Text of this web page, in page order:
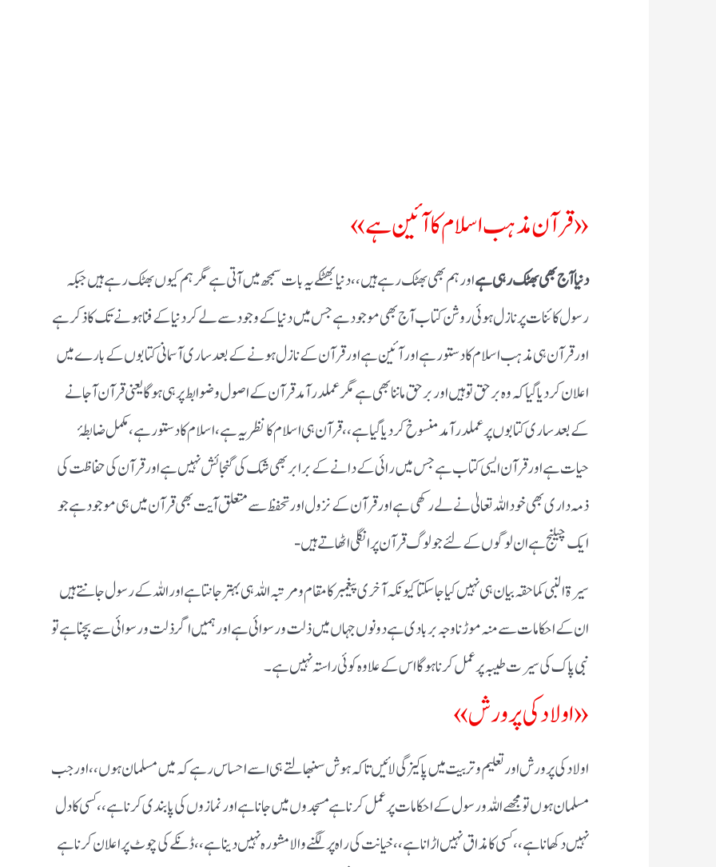
« قرآن مذہب اسلام کا آئین ہے»
دنیا آج بھی بھٹک رہی ہےاور ہم بھی بھٹک رہے ہیں ،، دنیا بھٹکے یہ بات سمجھ میں آتی ہے مگر ہم کیوں بھٹک رہے ہیں جبکہ
رسول کائنات پر نازل ہوئی روشن کتاب آج بھی موجود ہے جس میں دنیاکے وجود سے لے کر دنیا کے فنا ہونے تک کا ذکر ہے
اور قرآن ہی مذہب اسلام کا دستور ہے اور آئین ہے اور قرآن کے نازل ہونے کے بعد ساری آسمانی کتابوں کے بارے میں
اعلان کردیا گیا کہ وہ برحق تو ہیں اور برحق ماننا بھی ہے مگر عملدرآمد قرآن کے اصول و ضوابط پر ہی ہو گا یعنی قرآن آجانے
کے بعد ساری کتابوں پر عملدرآمد منسوخ کردیاگیا ہے،، قرآن ہی اسلام کا نظریہ ہے، اسلام کا دستور ہے، مکمل ضابطۂ
حیات ہے اور قرآن ایسی کتاب ہے جس میں رائی کے دانے کے برابر بھی شک کی گنجائش نہیں ہے اور قرآن کی حفاظت کی
ذمہ داری بھی خود اللہ تعالیٰ نے لے رکھی ہے اور قرآن کے نزول اور تحفظ سے متعلق آیت بھی قرآن میں ہی موجود ہے جو
ایک چیلنج ہے ان لوگوں کے لئے جو لوگ قرآن پر انگلی اٹھاتے ہیں-
سیرۃ النبی کما حقہ بیان ہی نہیں کیا جاسکتا کیونکہ آخری پیغمبر کا مقام ومرتبہ اللہ ہی بہتر جانتا ہے اور اللہ کے رسول جانتے ہیں
ان کے احکامات سے منہ موڑنا وجہ بربادی ہے دونوں جہاں میں ذلت و رسوائی ہے اور ہمیں اگر ذلت و رسوائی سے بچنا ہے تو
نبی پاک کی سیرت طیبہ پر عمل کرنا ہوگا اس کے علاوہ کوئی راستہ نہیں ہے۔
« اولاد کی پرورش»
اولاد کی پرورش اور تعلیم و تربیت میں پاکیزگی لائیں تاکہ ہوش سنبھالتے ہی اسے احساس رہے کہ میں مسلمان ہوں،، اور جب
مسلمان ہوں تو مجھے اللہ و رسول کے احکامات پر عمل کرناہے مسجدوں میں جانا ہے اور نمازوں کی پابندی کرنا ہے،، کسی کا دل
نہیں دکھانا ہے،، کسی کا مذاق نہیں اڑانا ہے،، خیانت کی راہ پر لگنے والا مشورہ نہیں دینا ہے،، ڈنکے کی چوٹ پر اعلان کرنا ہے